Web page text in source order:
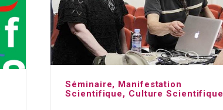
Séminaire, Manifestation
Scientifique, Culture Scientifique